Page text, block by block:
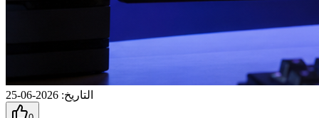
التاريخ:
2026-06-25